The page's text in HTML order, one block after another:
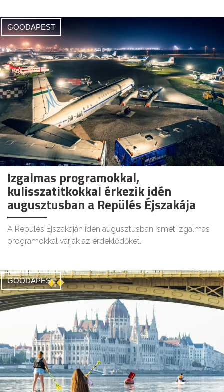
GOODAPEST
Izgalmas programokkal,
kulisszatitkokkal érkezik idén
augusztusban a Repülés Éjszakája
A Repülés Éjszakáján idén augusztusban ismét izgalmas
programokkal várják az érdeklődőket.
GOODAPEST